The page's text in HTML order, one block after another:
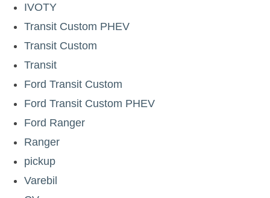
IVOTY
Transit Custom PHEV
Transit Custom
Transit
Ford Transit Custom
Ford Transit Custom PHEV
Ford Ranger
Ranger
pickup
Varebil